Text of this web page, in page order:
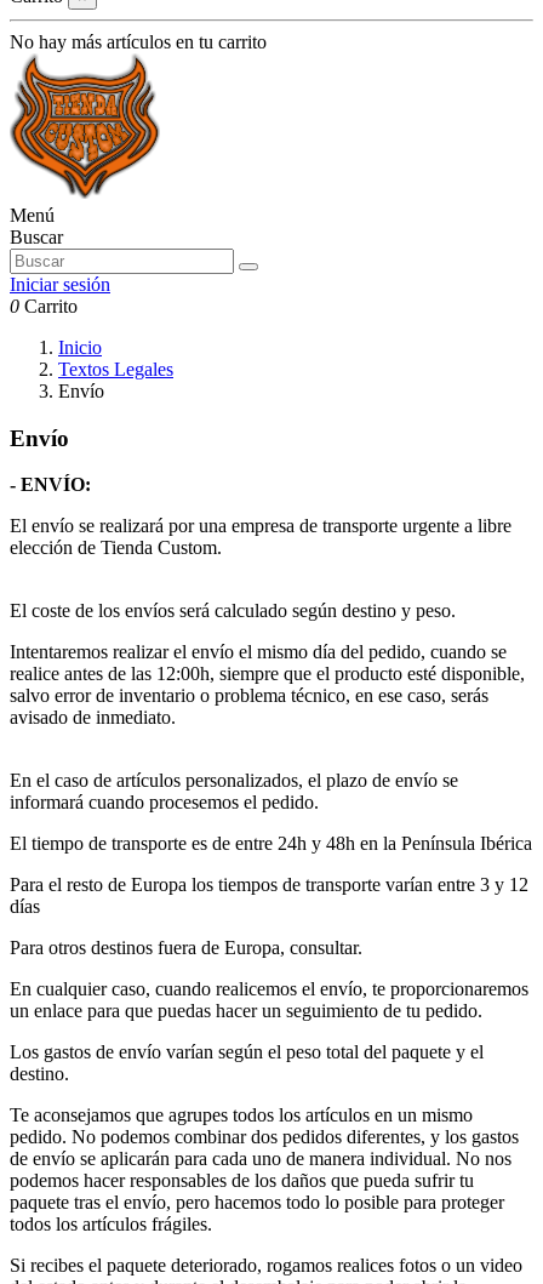
No hay más artículos en tu carrito
Menú
Buscar
Iniciar sesión
0 Carrito
Inicio
Textos Legales
Envío
Envío
- ENVÍO:
El envío se realizará por una empresa de transporte urgente a libre
elección de Tienda Custom.
El coste de los envíos será calculado según destino y peso.
Intentaremos realizar el envío el mismo día del pedido, cuando se
realice antes de las 12:00h, siempre que el producto esté disponible,
salvo error de inventario o problema técnico, en ese caso, serás
avisado de inmediato.
En el caso de artículos personalizados, el plazo de envío se
informará cuando procesemos el pedido.
El tiempo de transporte es de entre 24h y 48h en la Península Ibérica
Para el resto de Europa los tiempos de transporte varían entre 3 y 12
días
Para otros destinos fuera de Europa, consultar.
En cualquier caso, cuando realicemos el envío, te proporcionaremos
un enlace para que puedas hacer un seguimiento de tu pedido.
Los gastos de envío varían según el peso total del paquete y el
destino.
Te aconsejamos que agrupes todos los artículos en un mismo
pedido. No podemos combinar dos pedidos diferentes, y los gastos
de envío se aplicarán para cada uno de manera individual. No nos
podemos hacer responsables de los daños que pueda sufrir tu
paquete tras el envío, pero hacemos todo lo posible para proteger
todos los artículos frágiles.
Si recibes el paquete deteriorado, rogamos realices fotos o un video